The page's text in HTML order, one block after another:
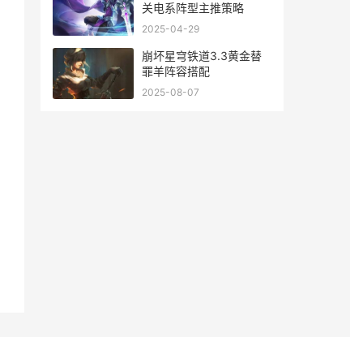
关电系阵型主推策略
2025-04-29
崩坏星穹铁道3.3黄金替
罪羊阵容搭配
2025-08-07